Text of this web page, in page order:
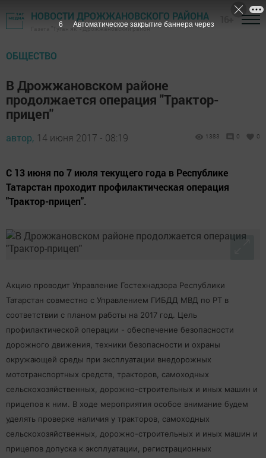
НОВОСТИ ДРОЖЖАНОВСКОГО РАЙОНА
Газета "Туган як" - Дрожжановский район
ОБЩЕСТВО
В Дрожжановском районе
продолжается операция "Трактор-
прицеп"
автор, 14 июня 2017 - 08:19 1383 0 0
С 13 июня по 7 июля текущего года в Республике
Татарстан проходит профилактическая операция
"Трактор-прицеп".
Акцию проводит Управление Гостехнадзора Республики
Татарстан совместно с Управлением ГИБДД МВД по РТ в
соответствии с планом работы на 2017 год. Цель
профилактической операции - обеспечение безопасности
дорожного движения, техники безопасности и охраны
окружающей среды при эксплуатации внедорожных
мототранспортных средств, тракторов, самоходных
сельскохозяйственных, дорожно-строительных и иных машин и
прицепов к ним. В ходе мероприятия особое внимание будем
уделять проверке наличия у тракторов, самоходных
сельскохозяйственных, дорожно-строительных и иных машин и
прицепов допуска к эксплуатации, регистрационных
5 Автоматическое закрытие баннера через